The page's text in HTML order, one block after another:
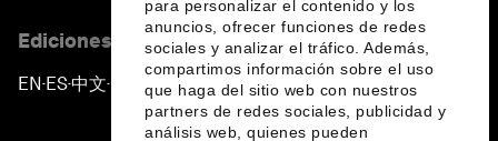
para personalizar el contenido y los
anuncios, ofrecer funciones de redes
sociales y analizar el tráfico. Además,
compartimos información sobre el uso
que haga del sitio web con nuestros
partners de redes sociales, publicidad y
análisis web, quienes pueden
Ediciones en otros idiomas
EN ▪ES▪中文▪ 日本語